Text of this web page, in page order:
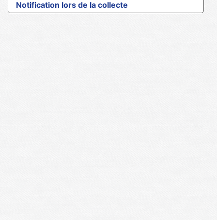
Notification lors de la collecte